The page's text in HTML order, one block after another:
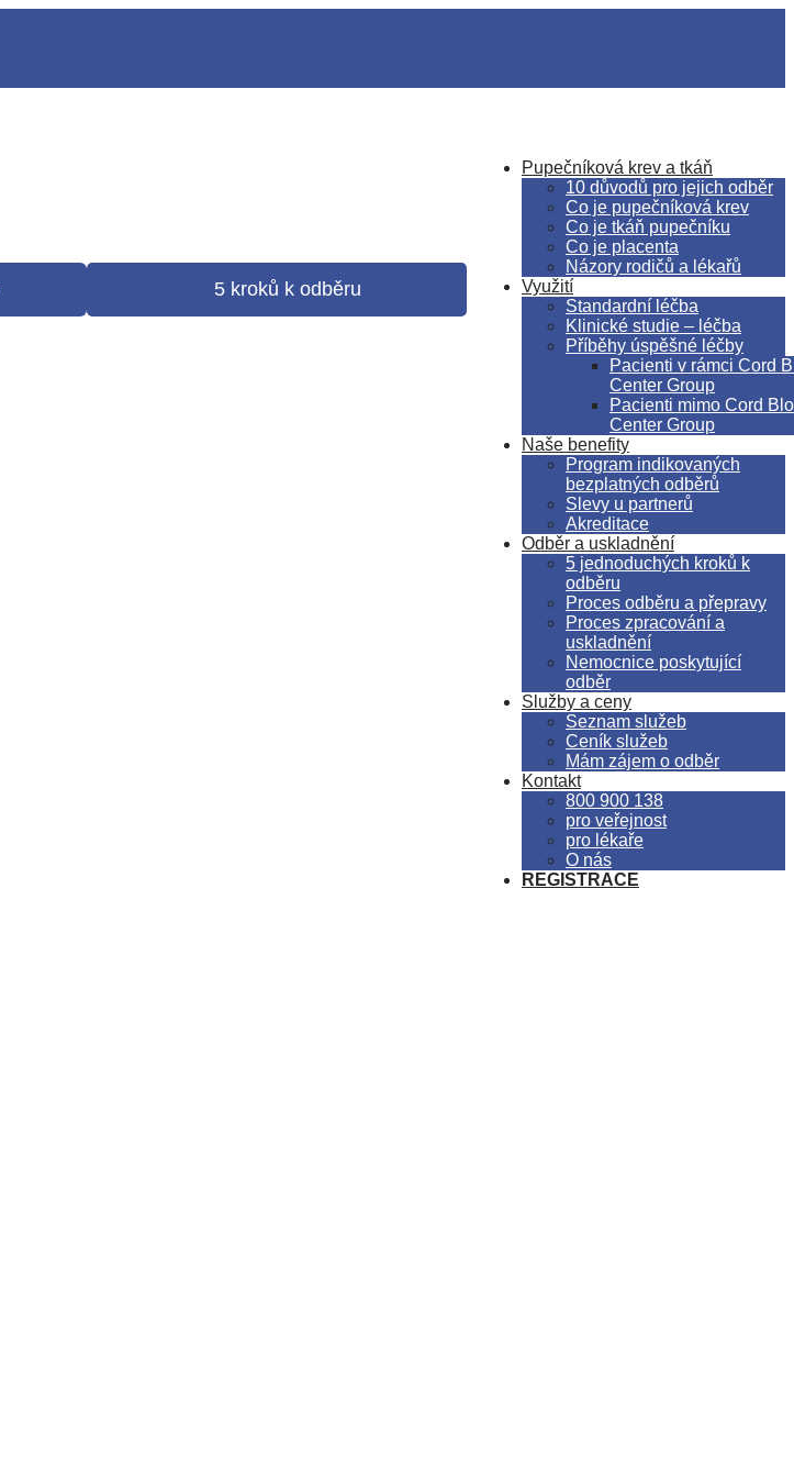
Pupečníková krev a tkáň
10 důvodů pro jejich odběr
Co je pupečníková krev
Co je tkáň pupečníku
Co je placenta
Názory rodičů a lékařů
Využití
Standardní léčba
Klinické studie – léčba
Příběhy úspěšné léčby
Pacienti v rámci Cord
Center Group
Pacienti mimo Cord
Center Group
Naše benefity
Program indikovaných
bezplatných odběrů
Slevy u partnerů
Akreditace
Odběr a uskladnění
5 jednoduchých kroků k
odběru
Proces odběru a přepravy
Proces zpracování a
uskladnění
Nemocnice poskytující
odběr
Služby a ceny
Seznam služeb
Ceník služeb
Mám zájem o odběr
Kontakt
800 900 138
pro veřejnost
pro lékaře
O nás
REGISTRACE
5 kroků k odběru